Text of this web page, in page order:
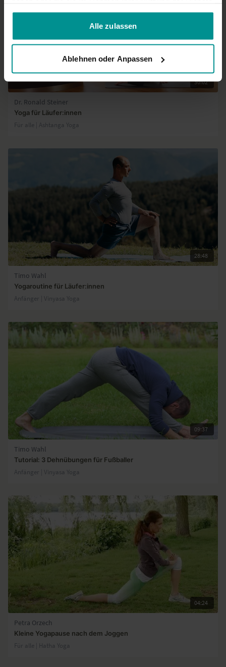
gesammelt haben.
Alle zulassen
Ablehnen oder Anpassen
30:02
Dr. Ronald Steiner
Yoga für Läufer:innen
Für alle | Ashtanga Yoga
28:48
Timo Wahl
Yogaroutine für Läufer:innen
Anfänger | Vinyasa Yoga
09:37
Timo Wahl
Tutorial: 3 Dehnübungen für Fußballer
Anfänger | Vinyasa Yoga
04:24
Petra Orzech
Kleine Yogapause nach dem Joggen
Für alle | Hatha Yoga